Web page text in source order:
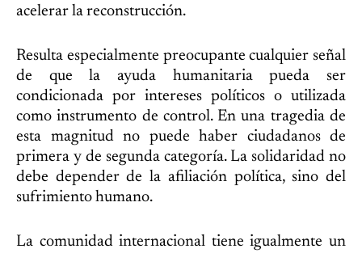
acelerar la reconstrucción.
Resulta especialmente preocupante cualquier señal
de que la ayuda humanitaria pueda ser
condicionada por intereses políticos o utilizada
como instrumento de control. En una tragedia de
esta magnitud no puede haber ciudadanos de
primera y de segunda categoría. La solidaridad no
debe depender de la afiliación política, sino del
sufrimiento humano.
La comunidad internacional tiene igualmente un